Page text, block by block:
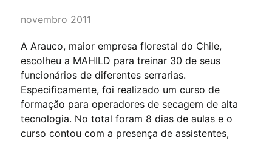
novembro 2011
A Arauco, maior empresa florestal do Chile,
escolheu a MAHILD para treinar 30 de seus
funcionários de diferentes serrarias.
Especificamente, foi realizado um curso de
formação para operadores de secagem de alta
tecnologia. No total foram 8 dias de aulas e o
curso contou com a presença de assistentes,